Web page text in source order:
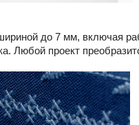
до 7 мм, включая
Любой проект